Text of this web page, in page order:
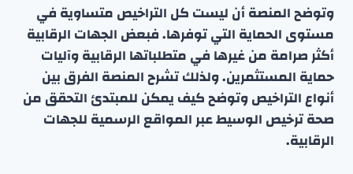
وتوضح المنصة أن ليست كل التراخيص متساوية في
مستوى الحماية التي توفرها. فبعض الجهات الرقابية
أكثر صرامة من غيرها في متطلباتها الرقابية وآليات
حماية المستثمرين. ولذلك تشرح المنصة الفرق بين
أنواع التراخيص وتوضح كيف يمكن للمبتدئ التحقق من
صحة ترخيص الوسيط عبر المواقع الرسمية للجهات
الرقابية.